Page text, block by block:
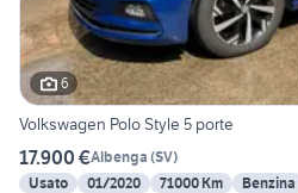
6
Volkswagen Polo Style 5 porte
17.900 €Albenga (SV)
Usato
01/2020 71000 Km Benzina